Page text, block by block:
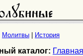
Молитвы История
каталог: Главная